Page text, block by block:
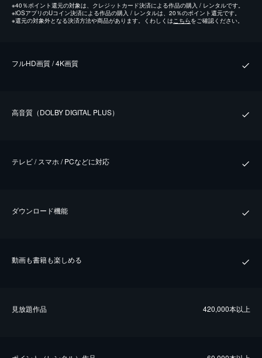
※40％ポイント還元の対象は、クレジットカード決済による作品の購入 / レンタルです。
※iOSアプリのUコイン決済による作品の購入 / レンタルは、20％のポイント還元です。
※還元の対象外となる決済方法や商品があります。くわしくは こちらをご確認ください。
フルHD画質 / 4K画質
⾼⾳質（DOLBY DIGITAL PLUS）
テレビ / スマホ / PCなどに対応
ダウンロード機能
動画も書籍も楽しめる
⾒放題作品 420,000本以上